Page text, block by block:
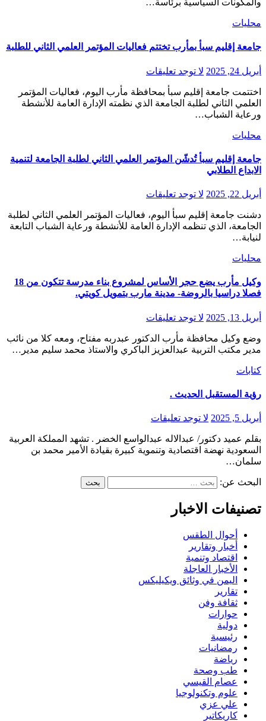
والمكونات السياسية برئاسة…
محليات
جامعة إقليم سبأ بمأرب تختتم فعاليات المؤتمر العلمي الثاني للطلبة
أبريل 24, 2025 لا توجد تعليقات
العلمي الثاني لطلبة الجامعة الذي نظمته الإدارة العامة للأنشطة
ورعاية الشباب…
محليات
جامعة إقليم سبأ تُدشّن المؤتمر العلمي الثاني لطلبة الجامعة لتنمية
الابداع الطلابي
أبريل 22, 2025 لا توجد تعليقات
دشنت جامعة إقليم سبأ اليوم، فعاليات المؤتمر العلمي الثاني لطلبة
الجامعة، الذي تنظمه الإدارة العامة للأنشطة ورعاية الشباب التابعة
لنيابة…
محليات
وكيل مأرب يضع حجر الأساس لمشروع بناء مدرسة تتكون من 18
فصلا دراسيا بالروضة- مدينة مارب بتمويل كويتي.
أبريل 13, 2025 لا توجد تعليقات
وضع وكيل محافظة مأرب الدكتور عبدربه مفتاح، ومعه كلا من نائب
مدير مكتب التربية عبدالعزيز الباكري والاستاذ محمد سليم مدير…
كتابات
رؤية المستقبل الحديث .
أبريل 5, 2025 لا توجد تعليقات
بقلم عميد دكتور/ عبدالاله عبدالواسع الخضر . تشهد المملكة العربية
السعودية نهضة اقتصادية وتنموية كبيرة بقيادة الأمير محمد بن
سلمان…
البحث عن:
تصنيفات الاخبار
أحوال الطقس
أخبار وتقارير
اقتصاد وتنمية
الأخبار العاجلة
اليمن في وثائق ويكيليكس
تقارير
ثقافة وفن
حوارات
دولية
رئيسية
رمضانيات
رياضة
طب وصحة
عصام القيسي
علوم وتكنولوجيا
علي عزي
كاريكاتير